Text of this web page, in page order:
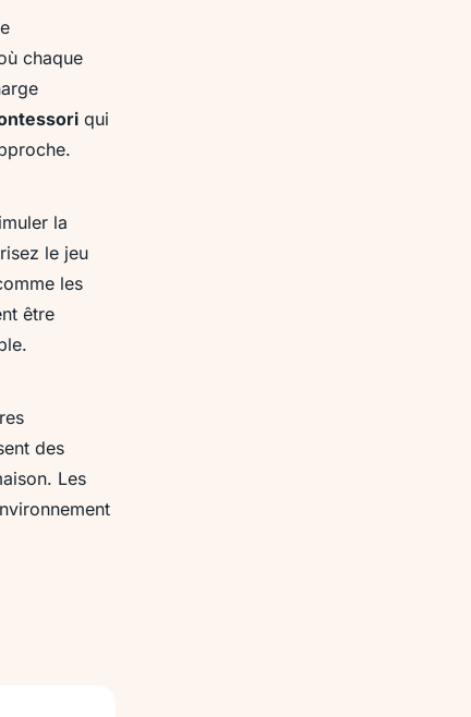
chaque
qui
la
le jeu
les
être
des
Les